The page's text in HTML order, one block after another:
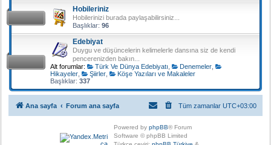
Hobileriniz
Hobilerinizi burada paylaşabilirsiniz...
Başlıklar: 96
Edebiyat
Duygu ve düşüncelerin kelimelerle dansına siz de kendi
pencerenizden bakın...
Alt forumlar:
Türk Ve Dünya Edebiyatı Denemeler,
Hikayeler
Şiirler,
Köşe Yazıları ve Makaleler
Başlıklar: 337
Ana sayfa Forum ana sayfa Tüm zamanlar UTC+03:00
Powered by phpBB® Forum
Software © phpBB Limited